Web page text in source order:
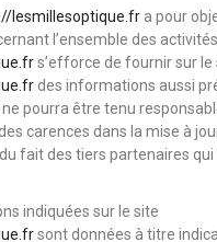
lesmillesoptique.fr a pour
l’ensemble des
s’efforce de fournir sur le
des informations aussi
pourra être tenu
carences dans la mise à
fait des tiers partenaires
indiquées sur le site
sont données à titre